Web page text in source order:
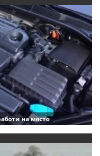
на място